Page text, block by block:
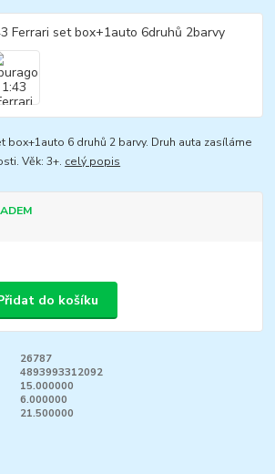
box+1auto 6 druhů 2 barvy. Druh auta zasíláme
Věk: 3+. celý popis
do košíku
26787
4893993312092
15.000000
6.000000
21.500000